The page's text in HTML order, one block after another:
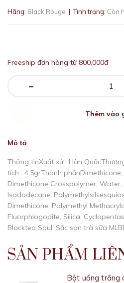
Hãng: Black Rouge | Tình trạng: Còn
Freeship đơn hàng từ 800,000đ
-
Thêm vào
Mô tả
Thông tinXuất xứ : Hàn
tích : 4,5grThành
Dimethicone Crosspolymer,
Isododecane,
Dimethicone, Polymethyl
Fluorphlogopite, Silica,
Blacktea Soul: Sắc son trà sữa
SẢN PHẨM
Bột uống trắng